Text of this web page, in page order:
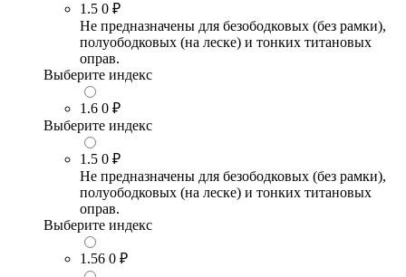
1.5 0 ₽
Не предназначены для безободковых (без рамки),
полуободковых (на леске) и тонких титановых
оправ.
Выберите индекс
1.6 0 ₽
Выберите индекс
1.5 0 ₽
Не предназначены для безободковых (без рамки),
полуободковых (на леске) и тонких титановых
оправ.
Выберите индекс
1.56 0 ₽